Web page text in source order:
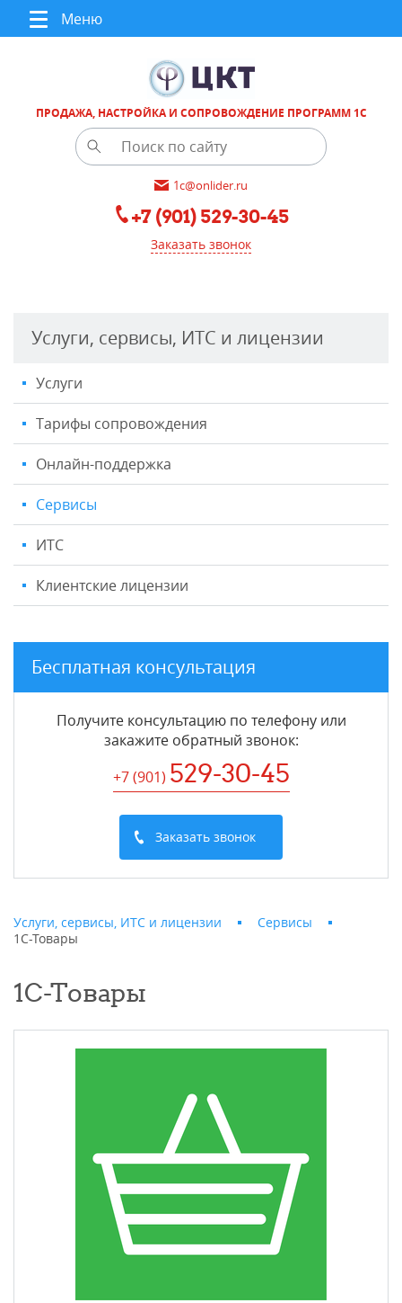
Меню
ПРОДАЖА, НАСТРОЙКА И СОПРОВОЖДЕНИЕ ПРОГРАММ 1С
1c@onlider.ru
+7 (901) 529-30-45
Заказать звонок
Услуги, сервисы, ИТС и лицензии
Услуги
Тарифы сопровождения
Онлайн-поддержка
Сервисы
ИТС
Клиентские лицензии
Бесплатная консультация
Получите консультацию по телефону или
закажите обратный звонок:
+7 (901) 529-30-45
Заказать звонок
Услуги, сервисы, ИТС и лицензии
Сервисы
1С-Товары
1С-Товары